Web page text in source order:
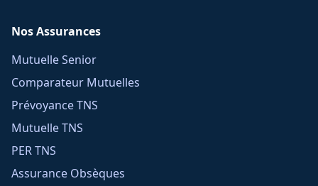
Nos Assurances
Mutuelle Senior
Comparateur Mutuelles
Prévoyance TNS
Mutuelle TNS
PER TNS
Assurance Obsèques